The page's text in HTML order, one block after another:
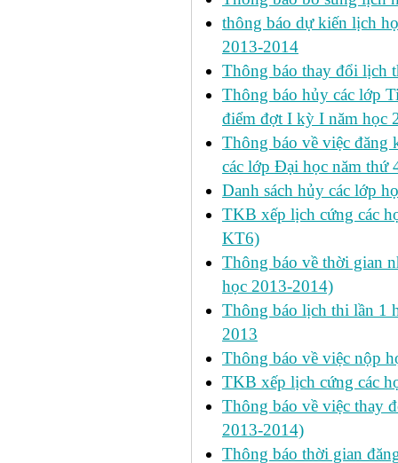
thông báo dự kiến lịch
2013-2014
Thông báo thay đổi lịch
Thông báo hủy các lớp
điểm đợt I kỳ I năm học
Thông báo về việc đăng
các lớp Đại học năm thứ
Danh sách hủy các lớp
TKB xếp lịch cứng các
KT6)
Thông báo về thời gian
học 2013-2014)
Thông báo lịch thi lần 1
2013
Thông báo về việc nộp
TKB xếp lịch cứng các
Thông báo về việc thay
2013-2014)
Thông báo thời gian